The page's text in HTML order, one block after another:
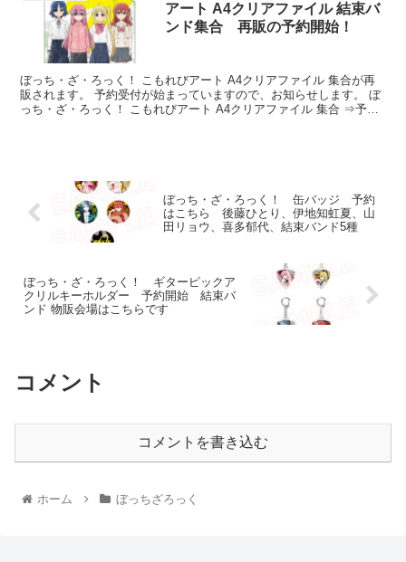
アート A4クリアファイル 結束バ
ンド集合 再販の予約開始！
ぼっち・ざ・ろっく！ こもれびアート A4クリアファイル 集合が再
販されます。 予約受付が始まっていますので、お知らせします。 ぼ
っち・ざ・ろっく！ こもれびアート A4クリアファイル 集合 ⇒予約
ぼっち・ざ・ろっく！ 缶バッジ 予約
はこちら 後藤ひとり、伊地知虹夏、山
田リョウ、喜多郁代、結束バンド5種
ぼっち・ざ・ろっく！ ギターピックア
クリルキーホルダー 予約開始 結束バ
ンド 物販会場はこちらです
コメント
コメントを書き込む
ホーム ぼっちざろっく